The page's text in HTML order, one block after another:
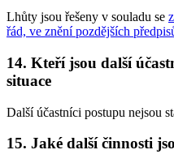
Lhůty jsou řešeny v souladu se
řád, ve znění pozdějších
14. Kteří jsou další
situace
Další účastníci postupu nejsou
15. Jaké další činnosti